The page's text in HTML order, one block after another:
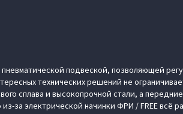
подвеской, позволяющей
технических решений не
сплава и высокопрочной стали, а
за электрической начинки ФРИ / FREE всё